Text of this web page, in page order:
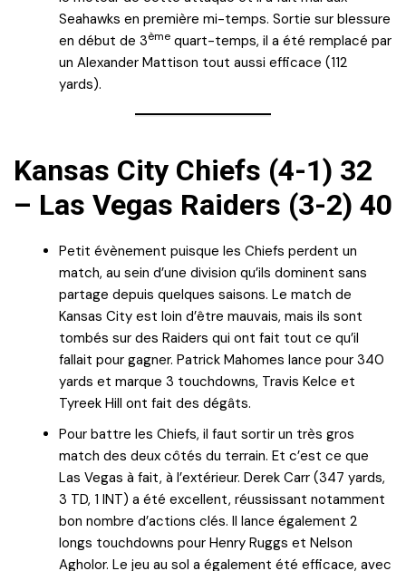
Seahawks en première mi-temps. Sortie sur blessure
en début de 3ème quart-temps, il a été remplacé par
un Alexander Mattison tout aussi efficace (112
yards).
Kansas City Chiefs (4-1) 32
– Las Vegas Raiders (3-2) 40
Petit évènement puisque les Chiefs perdent un
match, au sein d’une division qu’ils dominent sans
partage depuis quelques saisons. Le match de
Kansas City est loin d’être mauvais, mais ils sont
tombés sur des Raiders qui ont fait tout ce qu’il
fallait pour gagner. Patrick Mahomes lance pour 340
yards et marque 3 touchdowns, Travis Kelce et
Tyreek Hill ont fait des dégâts.
Pour battre les Chiefs, il faut sortir un très gros
match des deux côtés du terrain. Et c’est ce que
Las Vegas à fait, à l’extérieur. Derek Carr (347 yards,
3 TD, 1 INT) a été excellent, réussissant notamment
bon nombre d’actions clés. Il lance également 2
longs touchdowns pour Henry Ruggs et Nelson
Agholor. Le jeu au sol a également été efficace, avec